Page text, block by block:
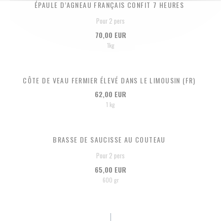
ÉPAULE D’AGNEAU FRANÇAIS CONFIT 7 HEURES
Pour 2 pers
70,00 EUR
1kg
CÔTE DE VEAU FERMIER ÉLEVÉ DANS LE LIMOUSIN (FR)
62,00 EUR
1 kg
BRASSE DE SAUCISSE AU COUTEAU
Pour 2 pers
65,00 EUR
600 gr